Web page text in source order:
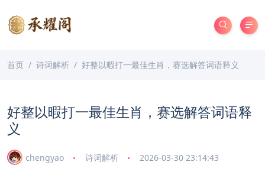
首页 诗词解析 好整以暇打一最佳生肖，赛选解答词语释义
好整以暇打一最佳生肖，赛选解答词语释
义
chengyao 诗词解析 2026-03-30 23:14:43